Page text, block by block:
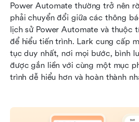
Power Automate thường trở nên
phải chuyển đổi giữa các thông
lịch sử Power Automate và thuộc
để hiểu tiến trình. Lark cung cấp
tục duy nhất, nơi mọi bước, bình
được gắn liền với cùng một mục
trình dễ hiểu hơn và hoàn thành